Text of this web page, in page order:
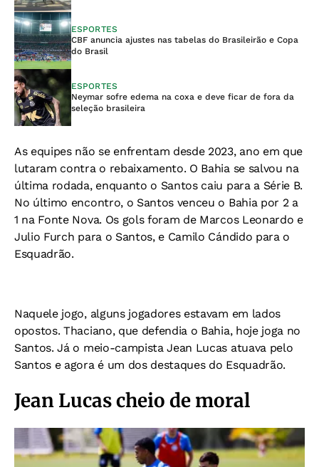
ESPORTES
CBF anuncia ajustes nas tabelas do Brasileirão e Copa
do Brasil
ESPORTES
Neymar sofre edema na coxa e deve ficar de fora da
seleção brasileira
As equipes não se enfrentam desde 2023, ano em que
lutaram contra o rebaixamento. O Bahia se salvou na
última rodada, enquanto o Santos caiu para a Série B.
No último encontro, o Santos venceu o Bahia por 2 a
1 na Fonte Nova. Os gols foram de Marcos Leonardo e
Julio Furch para o Santos, e Camilo Cándido para o
Esquadrão.
Naquele jogo, alguns jogadores estavam em lados
opostos. Thaciano, que defendia o Bahia, hoje joga no
Santos. Já o meio-campista Jean Lucas atuava pelo
Santos e agora é um dos destaques do Esquadrão.
Jean Lucas cheio de moral